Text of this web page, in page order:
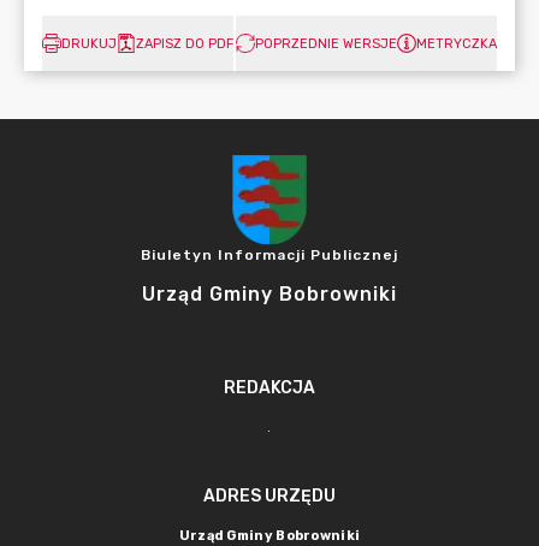
DRUKUJ ZAPISZ DO PDF POPRZEDNIE WERSJE METRYCZKA
Biuletyn Informacji Publicznej
Urząd Gminy Bobrowniki
REDAKCJA
.
ADRES URZĘDU
Urząd Gminy Bobrowniki